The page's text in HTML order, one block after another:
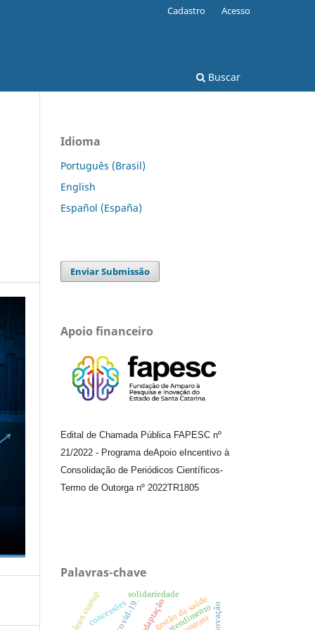
Buscar
Cadastro Acesso
Idioma
Português (Brasil)
English
Español (España)
Enviar Submissão
Apoio financeiro
Edital de Chamada Pública FAPESC nº
21/2022 - Programa deApoio e Incentivo à
Consolidação de Periódicos Científicos-
Termo de Outorga nº 2022TR1805
Palavras-chave
covid-19.
concessões
lean startup adaptação
gestão da saúde
atendimento
solidariedade
contrato